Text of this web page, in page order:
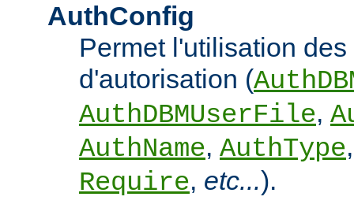
AuthConfig
Permet l'utilisation
d'autorisation (
AuthDBMUserFile,
AuthName, AuthType
Require, etc...).